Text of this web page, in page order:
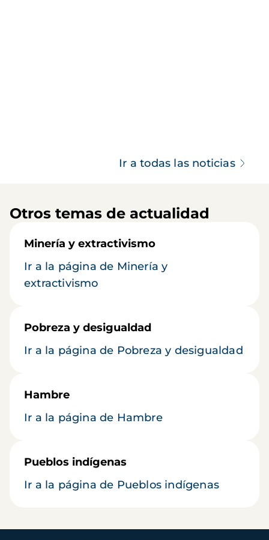
Ir a todas las noticias
Otros temas de actualidad
Minería y extractivismo
Ir a la página de Minería y
extractivismo
Pobreza y desigualdad
Ir a la página de Pobreza y desigualdad
Hambre
Ir a la página de Hambre
Pueblos indígenas
Ir a la página de Pueblos indígenas